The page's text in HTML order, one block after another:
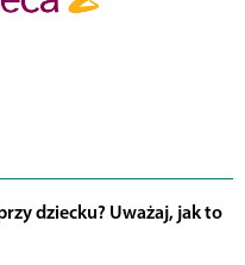
dziecku? Uważaj, jak to